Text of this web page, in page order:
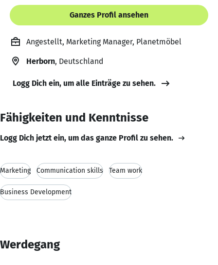
Ganzes Profil ansehen
Angestellt, Marketing Manager, Planetmöbel
Herborn, Deutschland
Logg Dich ein, um alle Einträge zu sehen.
Fähigkeiten und Kenntnisse
Logg Dich jetzt ein, um das ganze Profil zu sehen.
Marketing Communication skills Team work
Business Development
Werdegang